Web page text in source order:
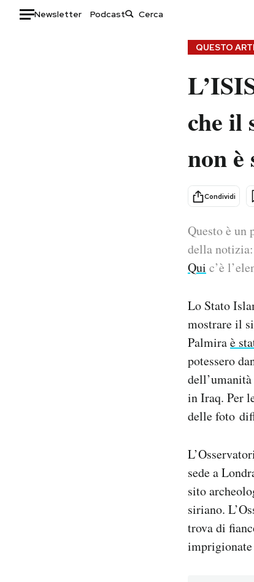
Newsletter Podcast
Storie/Idee
Altrecose
Mondiali calcio 2026
QUESTO
che il
non è
Condividi
Questo è un
della
Qui c’è
Lo Stato
mostrare il
Palmiraè
potessero
in Iraq. Per
delle foto
sede a
sito
siriano.
trova di